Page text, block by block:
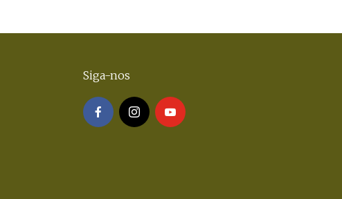
Siga-nos